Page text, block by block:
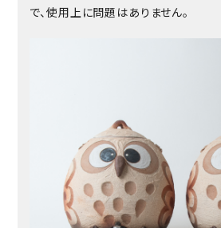
で、使用上に問題はありません。